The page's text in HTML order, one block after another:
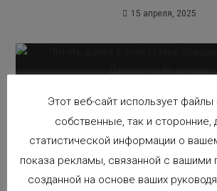
15 апреля, 2025
солнцу
10 января, 2020
Этот веб-сайт использует
собственные, так и сторонние,
статистической информации о
показа рекламы, связанной с вашими
созданной на основе ваших